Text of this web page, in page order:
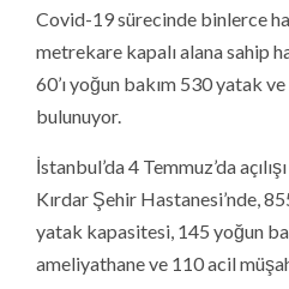
Covid-19 sürecinde binlerce
metrekare kapalı alana sahip
60’ı yoğun bakım 530 yatak
bulunuyor.
İstanbul’da 4 Temmuz’da
Kırdar Şehir Hastanesi’nde,
yatak kapasitesi, 145 yoğun
ameliyathane ve 110 acil